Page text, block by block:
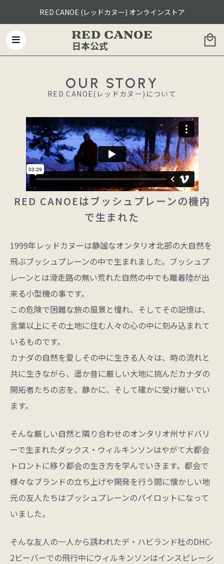
RED CANOE (レッドカヌー) オンラインストア
日本公式
OUR STORY
RED CANOE(レッドカヌー)について
RED CANOEはブッシュプレーンの機内
で生まれた
1999年レッドカヌーは静謐なオンタリオ北部の大自然を
飛ぶブッシュプレーンの中で生まれました。ブッシュプ
レーンとは滑走路の無い荒れた自然の中でも離着陸が出
来る小型機の事です。
この危険で困難な旅の風景と憧れ、そしてその記憶は、
言葉以上にその土地に住む人々の心の中に刻み込まれて
いるものです。
カナダの自然を愛しその中に生きる人々は、時の流れと
共に生きながら、遥か昔に厳しい大地に挑んだカナダの
開拓者たちの志を、静かに、そして確かに受け継いでい
ます。
そんな厳しい自然と隣り合わせのオンタリオ州サドバリ
ーで生まれたダックス・ウィルキンソンはやがて大都会
トロントに移り都会の生き方を学んでいきます。都会で
様々なブランドの立ち上げや開発を行う間に懐かしい地
元の友人たちはブッシュプレーンのパイロットになって
いました。
そんな友人の一人から誘われたデ・ハビランド社のDHC-
2ビーバーでの飛行中にウィルキンソンはインスピレーシ